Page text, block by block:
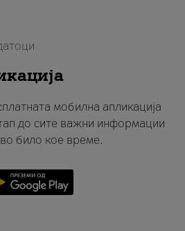
мобилна апликација
до сите важни информации
било кое време.